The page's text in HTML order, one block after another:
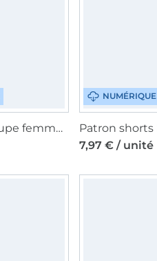
Patron top & jupe femme pdf Fadenkäfer, en allemand
NUMÉRIQUE
7,97 € / unité